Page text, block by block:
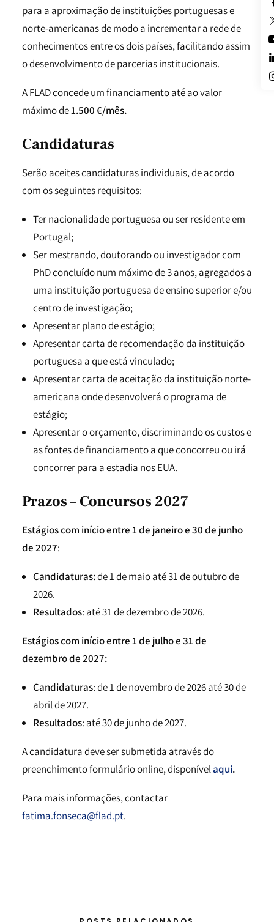
para a aproximação de instituições portuguesas e
norte-americanas de modo a incrementar a rede de
conhecimentos entre os dois países, facilitando assim
o desenvolvimento de parcerias institucionais.
A FLAD concede um financiamento até ao valor
máximo de1.500 €/mês.
Candidaturas
Serão aceites candidaturas individuais, de acordo
com os seguintes requisitos:
Ter nacionalidade portuguesa ou ser residente em
Portugal;
Ser mestrando, doutorando ou investigador com
PhD concluído num máximo de 3 anos, agregados a
uma instituição portuguesa de ensino superior e/ou
centro de investigação;
Apresentar plano de estágio;
Apresentar carta de recomendação da instituição
portuguesa a que está vinculado;
Apresentar carta de aceitação da instituição norte-
americana onde desenvolverá o programa de
estágio;
Apresentar o orçamento, discriminando os custos e
as fontes de financiamento a que concorreu ou irá
concorrer para a estadia nos EUA.
Prazos – Concursos 2027
Estágios com início entre 1 de janeiro e 30 de junho
de 2027:
Candidaturas:de 1 de maio até 31 de outubro de
2026.
Resultados: até 31 de dezembro de 2026.
Estágios com início entre 1 de julho e 31 de
dezembro de 2027:
Candidaturas: de 1 de novembro de 2026 até 30 de
abril de 2027.
Resultados: até 30 de junho de 2027.
A candidatura deve ser submetida através do
preenchimento formulário online, disponívelaqui.
Para mais informações, contactar
fatima.fonseca@flad.pt.